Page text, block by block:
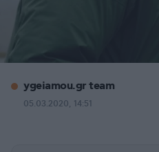
ygeiamou.gr team
05.03.2020, 14:51